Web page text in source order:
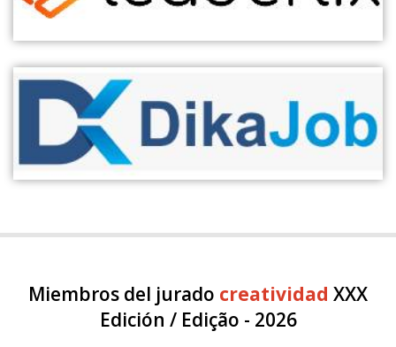
Miembros del jurado creatividad XXX
Edición / Edição - 2026